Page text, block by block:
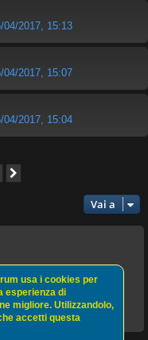
04/2017, 15:13
04/2017, 15:07
04/2017, 15:04
Vai a
usa i cookies per
esperienza di
migliore. Utilizzandolo,
accetti questa